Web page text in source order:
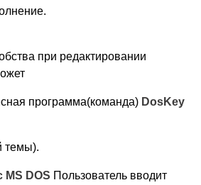
при редактировании
программа(команда) DosKey
темы).
MS DOS Пользователь вводит